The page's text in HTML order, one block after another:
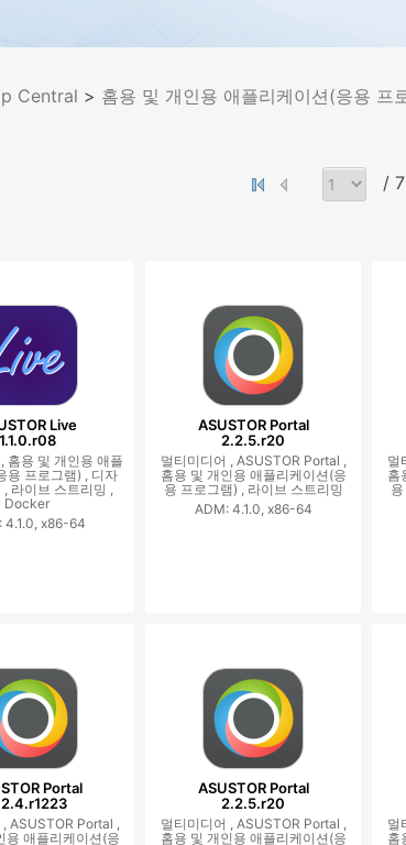
Central > 홈용 및 개인용 애플리케이션(응용 프
/ 7
Live
1.1.0.r08
홈용 및 개인용 애플
용 프로그램) , 디자
, 라이브 스트리밍 ,
Docker
4.1.0, x86-64
ASUSTOR Portal
2.2.5.r20
멀티미디어 , ASUSTOR Portal ,
홈용 및 개인용 애플리케이션(응
용 프로그램) , 라이브 스트리밍
ADM: 4.1.0, x86-64
멀
홈
Portal
,ASUSTOR Portal ,
용 애플리케이션(응
ASUSTOR Portal
2.2.5.r20
멀티미디어 , ASUSTOR Portal ,
홈용 및 개인용 애플리케이션(응
멀
홈